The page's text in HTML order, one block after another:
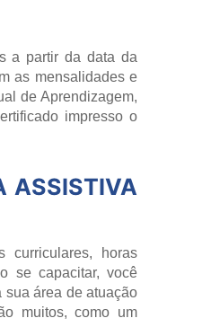
a partir da data da
as mensalidades e
de Aprendizagem,
impresso o
ASSISTIVA
curriculares, horas
se capacitar, você
sua área de atuação
muitos, como um